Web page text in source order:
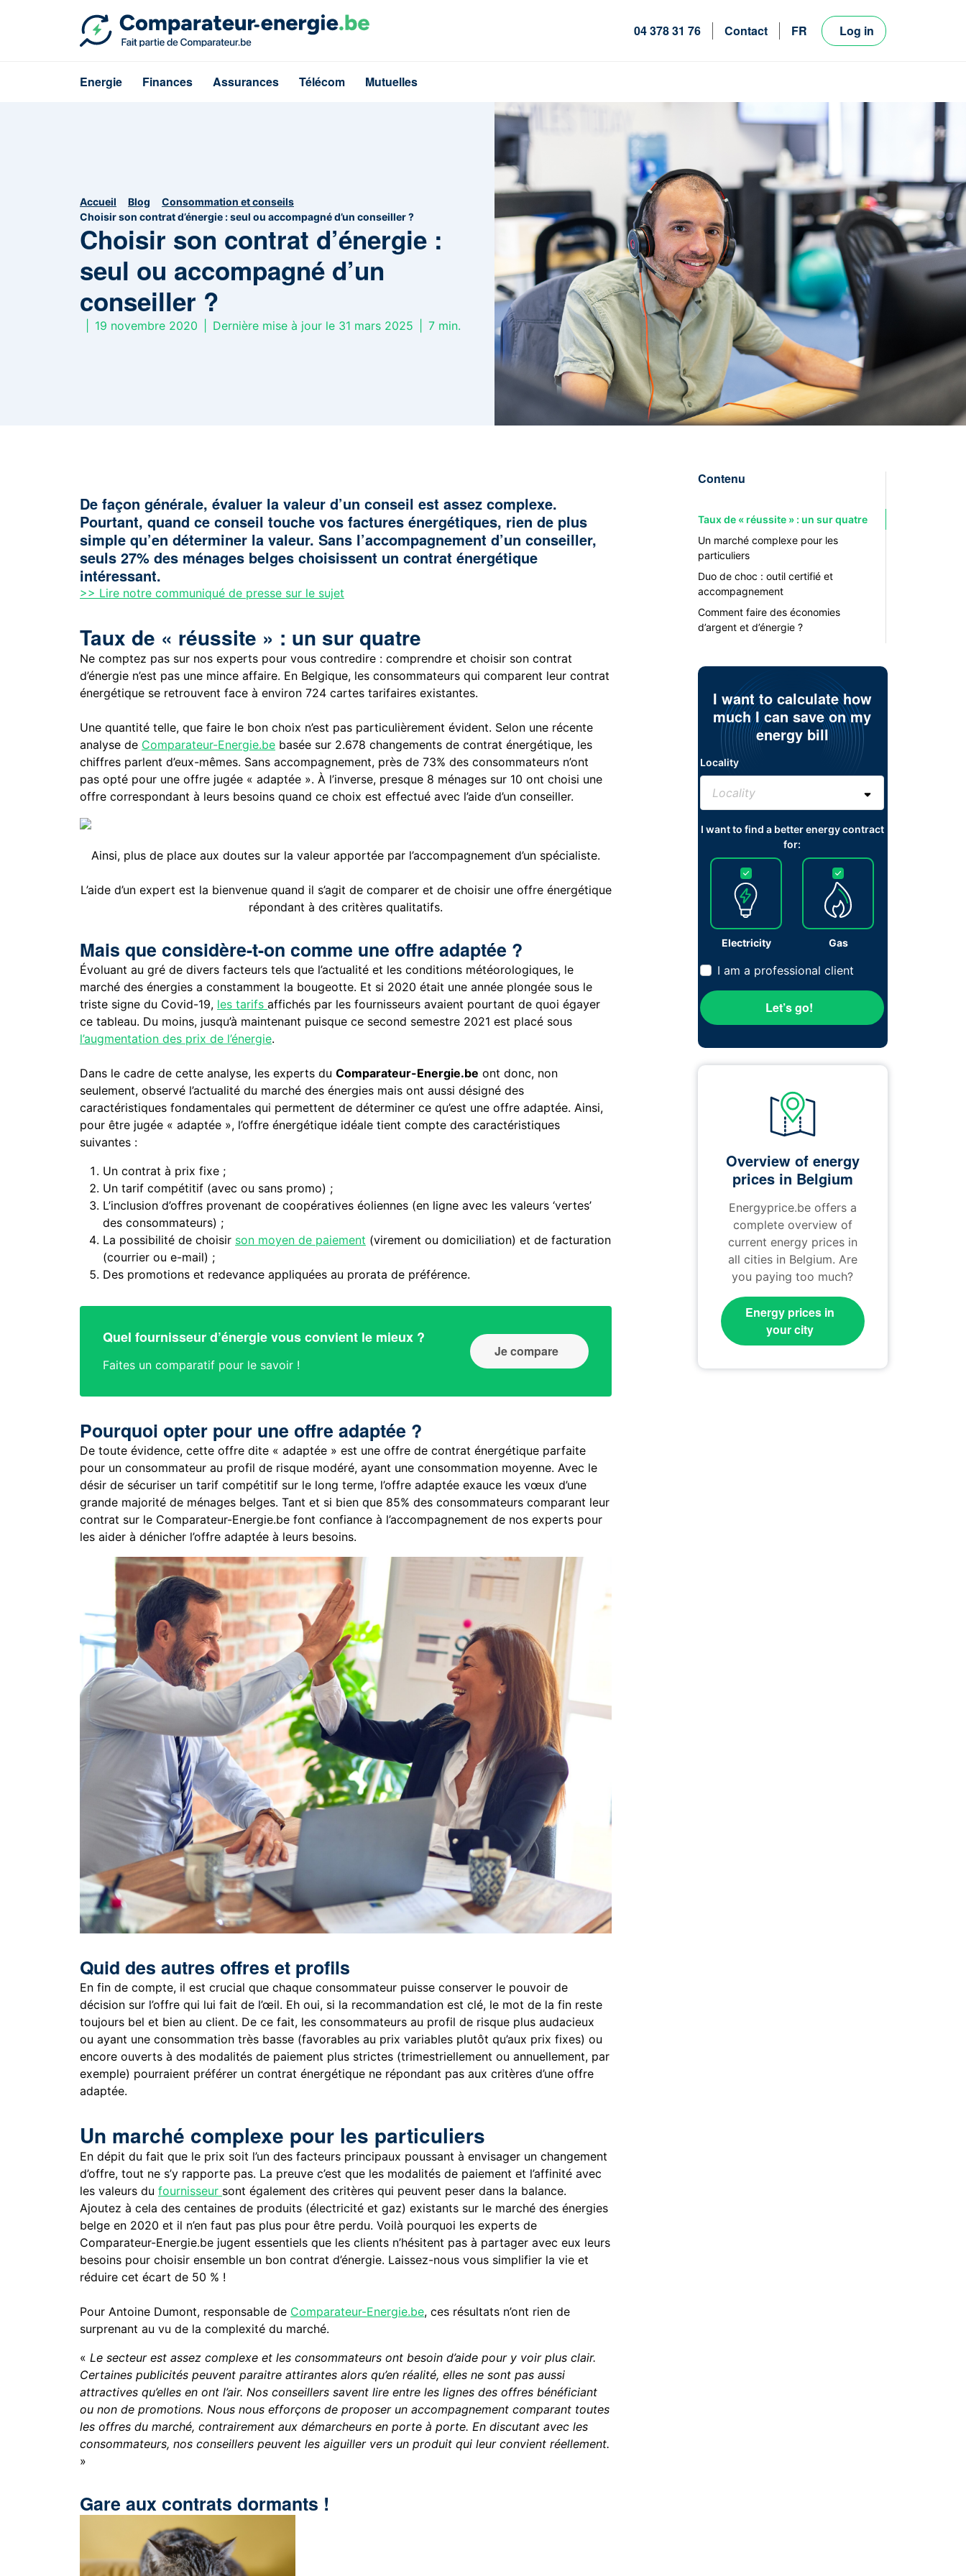
04 378 31 76 Contact
FR
Log in
Energie Finances Assurances Télécom Mutuelles
Accueil Blog
Consommation et conseils
Choisir son contrat d’énergie : seul ou accompagné d’un conseiller ?
Choisir son contrat d’énergie :
seul ou accompagné d’un
conseiller ?
19 novembre 2020 Dernière mise à jour le 31 mars 2025 7 min.
De façon générale, évaluer la valeur d’un conseil est assez complexe.
Pourtant, quand ce conseil touche vos factures énergétiques, rien de plus
simple qu’en déterminer la valeur. Sans l’accompagnement d’un conseiller,
seuls 27% des ménages belges choisissent un contrat énergétique
intéressant.
>> Lire notre communiqué de presse sur le sujet
Taux de « réussite » : un sur quatre
Ne comptez pas sur nos experts pour vous contredire : comprendre et choisir son contrat
d’énergie n’est pas une mince affaire. En Belgique, les consommateurs qui comparent leur contrat
énergétique se retrouvent face à environ 724 cartes tarifaires existantes.
Une quantité telle, que faire le bon choix n’est pas particulièrement évident. Selon une récente
analyse de Comparateur-Energie.be basée sur 2.678 changements de contrat énergétique, les
chiffres parlent d’eux-mêmes. Sans accompagnement, près de 73% des consommateurs n’ont
pas opté pour une offre jugée « adaptée ». À l’inverse, presque 8 ménages sur 10 ont choisi une
offre correspondant à leurs besoins quand ce choix est effectué avec l’aide d’un conseiller.
Ainsi, plus de place aux doutes sur la valeur apportée par l’accompagnement d’un spécialiste.
L’aide d’un expert est la bienvenue quand il s’agit de comparer et de choisir une offre énergétique
répondant à des critères qualitatifs.
Mais que considère-t-on comme une offre adaptée ?
Évoluant au gré de divers facteurs tels que l’actualité et les conditions météorologiques, le
marché des énergies a constamment la bougeotte. Et si 2020 était une année plongée sous le
triste signe du Covid-19, les tarifsaffichés par les fournisseurs avaient pourtant de quoi égayer
ce tableau. Du moins, jusqu’à maintenant puisque ce second semestre 2021 est placé sous
l’augmentation des prix de l’énergie.
Dans le cadre de cette analyse, les experts duComparateur-Energie.be ont donc, non
seulement, observé l’actualité du marché des énergies mais ont aussi désigné des
caractéristiques fondamentales qui permettent de déterminer ce qu’est une offre adaptée. Ainsi,
pour être jugée « adaptée », l’offre énergétique idéale tient compte des caractéristiques
suivantes :
Un contrat à prix fixe ;
Un tarif compétitif (avec ou sans promo) ;
L’inclusion d’offres provenant de coopératives éoliennes (en ligne avec les valeurs ‘vertes’
des consommateurs) ;
La possibilité de choisir son moyen de paiement (virement ou domiciliation) et de facturation
(courrier ou e-mail) ;
Des promotions et redevance appliquées au prorata de préférence.
Quel fournisseur d’énergie vous convient le mieux ?
Faites un comparatif pour le savoir !
Je compare
Pourquoi opter pour une offre adaptée ?
De toute évidence, cette offre dite « adaptée » est une offre de contrat énergétique parfaite
pour un consommateur au profil de risque modéré, ayant une consommation moyenne. Avec le
désir de sécuriser un tarif compétitif sur le long terme, l’offre adaptée exauce les vœux d’une
grande majorité de ménages belges. Tant et si bien que 85% des consommateurs comparant leur
contrat sur le Comparateur-Energie.be font confiance à l’accompagnement de nos experts pour
les aider à dénicher l’offre adaptée à leurs besoins.
Quid des autres offres et profils
En fin de compte, il est crucial que chaque consommateur puisse conserver le pouvoir de
décision sur l’offre qui lui fait de l’œil. Eh oui, si la recommandation est clé, le mot de la fin reste
toujours bel et bien au client. De ce fait, les consommateurs au profil de risque plus audacieux
ou ayant une consommation très basse (favorables au prix variables plutôt qu’aux prix fixes) ou
encore ouverts à des modalités de paiement plus strictes (trimestriellement ou annuellement, par
exemple) pourraient préférer un contrat énergétique ne répondant pas aux critères d’une offre
adaptée.
Un marché complexe pour les particuliers
En dépit du fait que le prix soit l’un des facteurs principaux poussant à envisager un changement
d’offre, tout ne s’y rapporte pas. La preuve c’est que les modalités de paiement et l’affinité avec
les valeurs dufournisseur sont également des critères qui peuvent peser dans la balance.
Ajoutez à cela des centaines de produits (électricité et gaz) existants sur le marché des énergies
belge en 2020 et il n’en faut pas plus pour être perdu. Voilà pourquoi les experts de
Comparateur-Energie.be jugent essentiels que les clients n’hésitent pas à partager avec eux leurs
besoins pour choisir ensemble un bon contrat d’énergie. Laissez-nous vous simplifier la vie et
réduire cet écart de 50 % !
Pour Antoine Dumont, responsable de Comparateur-Energie.be, ces résultats n’ont rien de
surprenant au vu de la complexité du marché.
« Le secteur est assez complexe et les consommateurs ont besoin d’aide pour y voir plus clair.
Certaines publicités peuvent paraitre attirantes alors qu’en réalité, elles ne sont pas aussi
attractives qu’elles en ont l’air. Nos conseillers savent lire entre les lignes des offres bénéficiant
ou non de promotions. Nous nous efforçons de proposer un accompagnement comparant toutes
les offres du marché, contrairement aux démarcheurs en porte à porte. En discutant avec les
consommateurs, nos conseillers peuvent les aiguiller vers un produit qui leur convient réellement.
»
Gare aux contrats dormants !
Contenu
Taux de « réussite » : un sur quatre
Un marché complexe pour les
particuliers
Duo de choc : outil certifié et
accompagnement
Comment faire des économies
d’argent et d’énergie ?
I want to calculate how
much I can save on my
energy bill
Locality
I want to find a better energy contract
for:
Electricity Gas
I am a professional client
Let’s go!
Overview of energy
prices in Belgium
Energyprice.be offers a
complete overview of
current energy prices in
all cities in Belgium. Are
you paying too much?
Energy prices in
your city